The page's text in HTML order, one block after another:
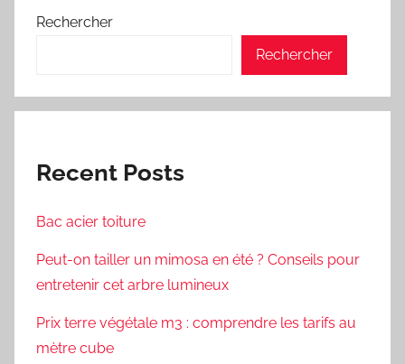
Rechercher
Rechercher
Recent Posts
Bac acier toiture
Peut-on tailler un mimosa en été ? Conseils pour
entretenir cet arbre lumineux
Prix terre végétale m3 : comprendre les tarifs au
mètre cube